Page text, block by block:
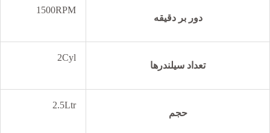
دور بر دقیقه
1500RPM
تعداد سیلندرها
2Cyl
حجم
2.5Ltr